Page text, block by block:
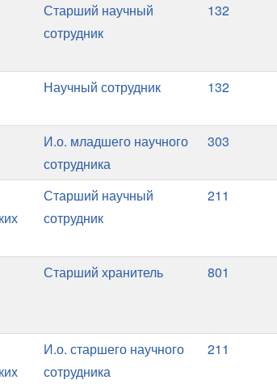
Старший научный
сотрудник
132
Научный сотрудник 132
И.о. младшего научного
сотрудника
303
Старший научный
сотрудник
211
Старший хранитель 801
И.о. старшего научного
сотрудника
211